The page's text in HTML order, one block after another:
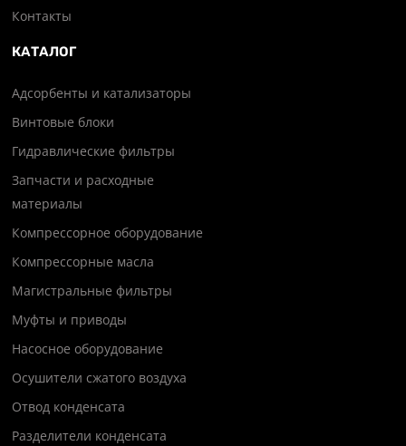
Контакты
КАТАЛОГ
Адсорбенты и катализаторы
Винтовые блоки
Гидравлические фильтры
Запчасти и расходные
материалы
Компрессорное оборудование
Компрессорные масла
Магистральные фильтры
Муфты и приводы
Насосное оборудование
Осушители сжатого воздуха
Отвод конденсата
Разделители конденсата